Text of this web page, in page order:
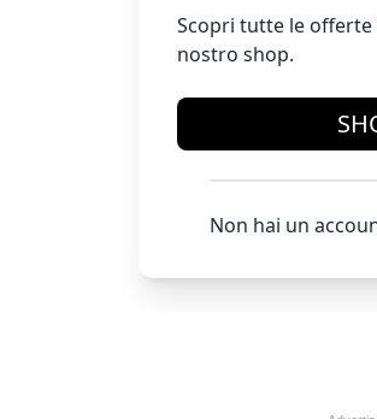
Scopri tutte le
nostro shop.
Non hai un